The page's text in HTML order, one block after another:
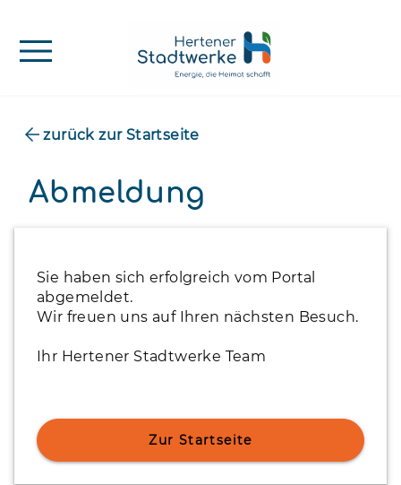
menu
zurück zur Startseite
Abmeldung
Sie haben sich erfolgreich vom Portal
abgemeldet.
Wir freuen uns auf Ihren nächsten Besuch.
Ihr Hertener Stadtwerke Team
Zur Startseite